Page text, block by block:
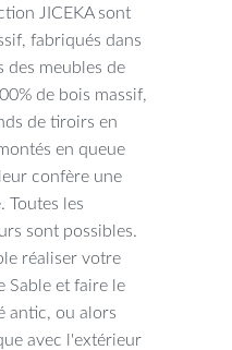
JICEKA sont
fabriqués dans
des meubles de
de bois massif,
de tiroirs en
en queue
confère une
Toutes les
sont possibles.
réaliser votre
Sable et faire le
antic, ou alors
avec l'extérieur